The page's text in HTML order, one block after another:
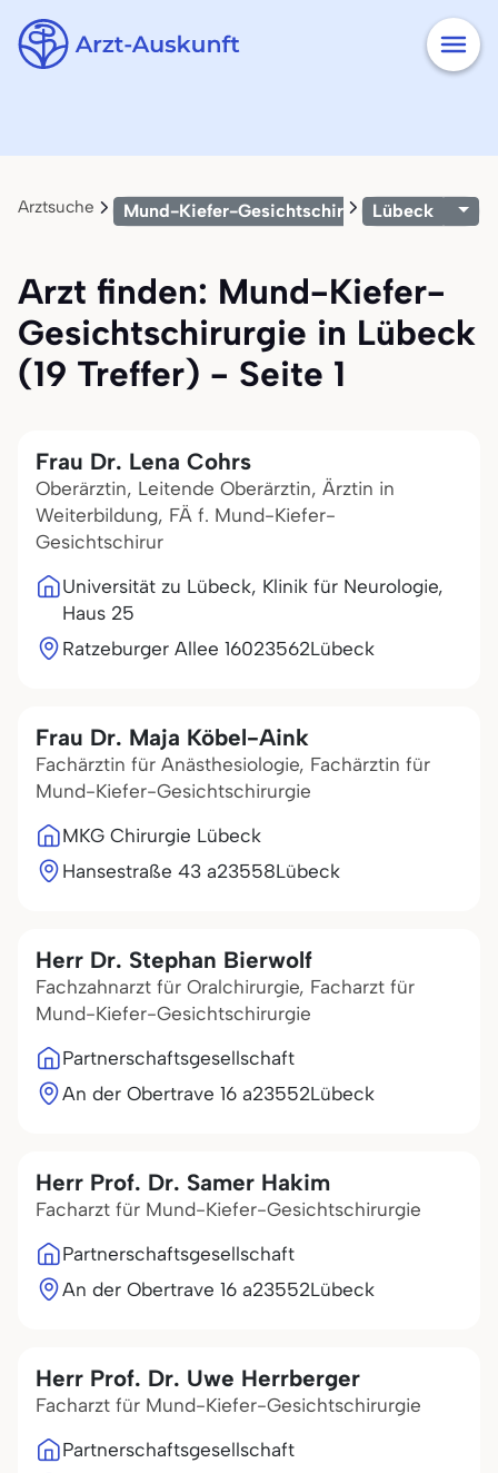
Arztsuche Mund-Kiefer-GesichtschirurgieLübeck
Arzt finden: Mund-Kiefer-
Gesichtschirurgie in Lübeck
(19 Treffer) - Seite 1
Frau Dr. Lena Cohrs
Oberärztin, Leitende Oberärztin, Ärztin in
Weiterbildung, FÄ f. Mund-Kiefer-
Gesichtschirur
Universität zu Lübeck, Klinik für Neurologie,
Haus 25
Ratzeburger Allee 16023562Lübeck
Frau Dr. Maja Köbel-Aink
Fachärztin für Anästhesiologie, Fachärztin für
Mund-Kiefer-Gesichtschirurgie
MKG Chirurgie Lübeck
Hansestraße 43 a23558Lübeck
Herr Dr. Stephan Bierwolf
Fachzahnarzt für Oralchirurgie, Facharzt für
Mund-Kiefer-Gesichtschirurgie
Partnerschaftsgesellschaft
An der Obertrave 16 a23552Lübeck
Herr Prof. Dr. Samer Hakim
Facharzt für Mund-Kiefer-Gesichtschirurgie
Partnerschaftsgesellschaft
An der Obertrave 16 a23552Lübeck
Herr Prof. Dr. Uwe Herrberger
Facharzt für Mund-Kiefer-Gesichtschirurgie
Partnerschaftsgesellschaft